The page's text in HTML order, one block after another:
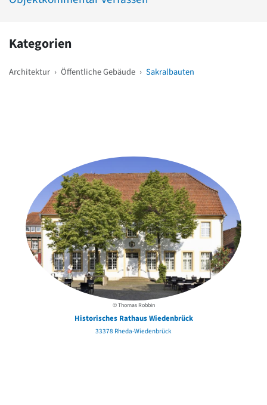
Kategorien
Architektur › Öffentliche Gebäude › Sakralbauten
© Thomas Robbin
Historisches Rathaus Wiedenbrück
33378 Rheda-Wiedenbrück